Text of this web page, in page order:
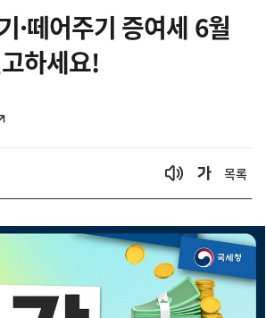
·떼어주기 증여세 6월
하세요!
목록